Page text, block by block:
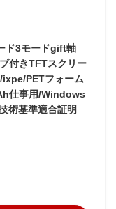
ド3モードgift軸
付きTFTスクリー
PETフォーム
仕事用/Windows
術基準適合証明